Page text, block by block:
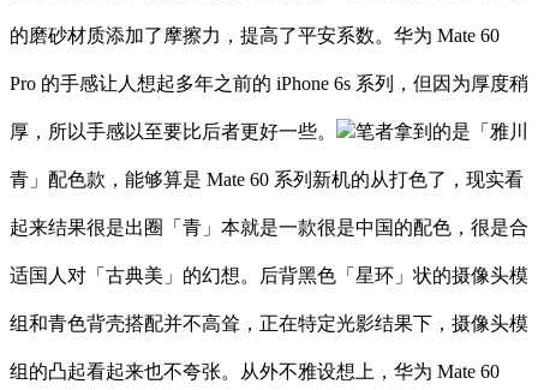
的磨砂材质添加了摩擦力，提高了平安系数。华为 Mate 60
Pro 的手感让人想起多年之前的 iPhone 6s 系列，但因为厚度稍
厚，所以手感以至要比后者更好一些。 笔者拿到的是「雅川
青」配色款，能够算是 Mate 60 系列新机的从打色了，现实看
起来结果很是出圈「青」本就是一款很是中国的配色，很是合
适国人对「古典美」的幻想。后背黑色「星环」状的摄像头模
组和青色背壳搭配并不高耸，正在特定光影结果下，摄像头模
组的凸起看起来也不夸张。从外不雅设想上，华为 Mate 60